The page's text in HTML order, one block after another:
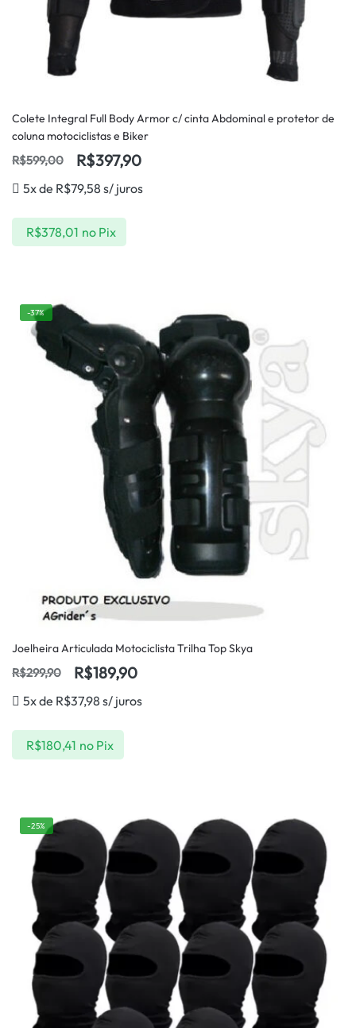
Colete Integral Full Body Armor c/ cinta Abdominal e protetor de
coluna motociclistas e Biker
R$599,00 R$397,90
5x de R$79,58 s/ juros
R$378,01 no Pix
-37%
Joelheira Articulada Motociclista Trilha Top Skya
R$299,90 R$189,90
5x de R$37,98 s/ juros
R$180,41 no Pix
-25%